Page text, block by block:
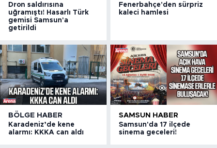
Dron saldırısına
uğramıştı! Hasarlı Türk
gemisi Samsun'a
getirildi
Fenerbahçe'den sürpriz
kaleci hamlesi
BÖLGE HABER
Karadeniz’de kene
alarmı: KKKA can aldı
SAMSUN HABER
Samsun'da 17 ilçede
sinema geceleri!